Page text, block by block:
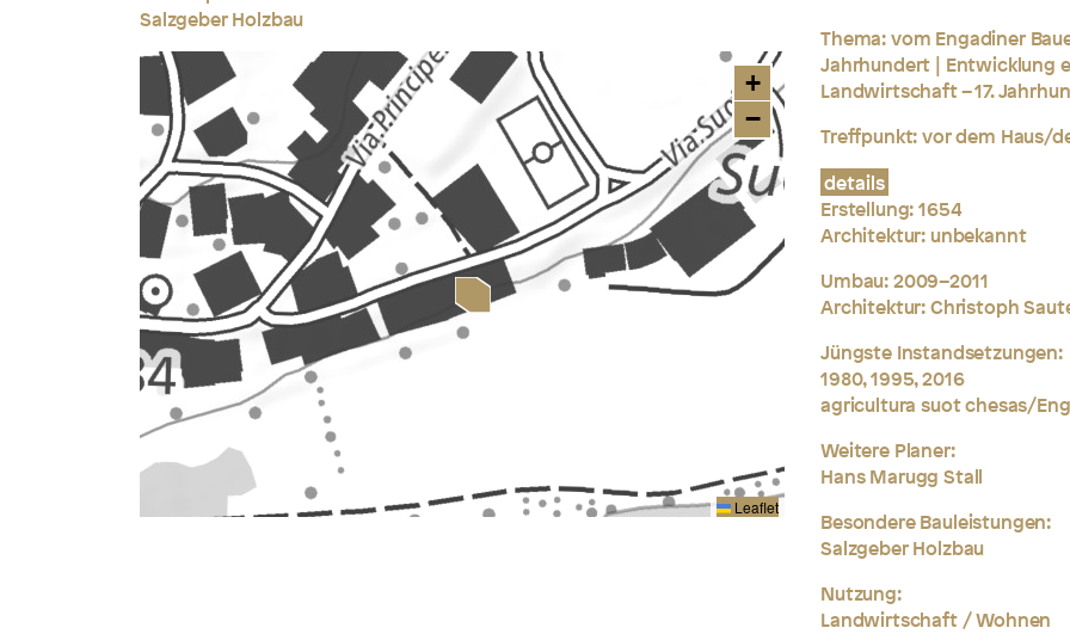
Thema: vom Engadiner
Jahrhundert | Entwicklung
Landwirtschaft – 17.
Treffpunkt: vor dem Haus/
details
Erstellung: 1654
Architektur: unbekannt
Umbau: 2009–2011
Architektur: Christoph
Jüngste Instandsetzungen:
1980, 1995, 2016
agricultura suot chesas/
Weitere Planer:
Hans Marugg Stall
Besondere Bauleistungen:
Salzgeber Holzbau
Nutzung:
Landwirtschaft / Wohnen
Salzgeber Holzbau
+
−
Leaflet